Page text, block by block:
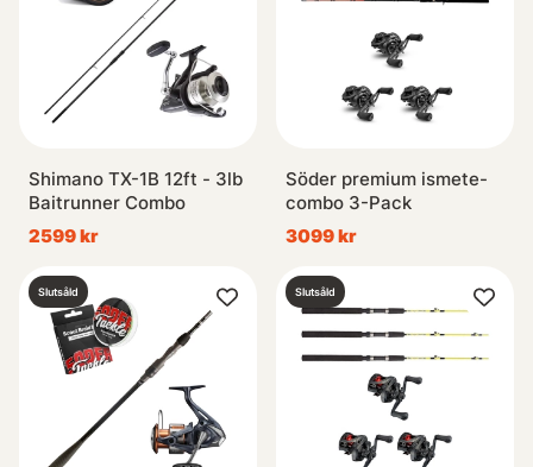
Shimano TX-1B 12ft - 3lb
Baitrunner Combo
2599 kr
Söder premium ismete-
combo 3-Pack
3099 kr
Slutsåld Slutsåld